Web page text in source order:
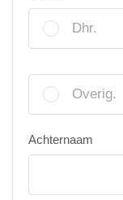
Dhr.
Overig.
Achternaam